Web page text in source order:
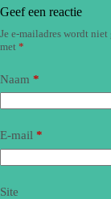
Geef een reactie
Je e-mailadres wordt niet
met *
Naam *
E-mail *
Site